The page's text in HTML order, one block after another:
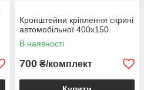
Кронштейни кріплення скрині
автомобільної 400х150
В наявності
700 ₴/комплект